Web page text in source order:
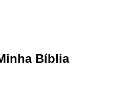
Bíblia